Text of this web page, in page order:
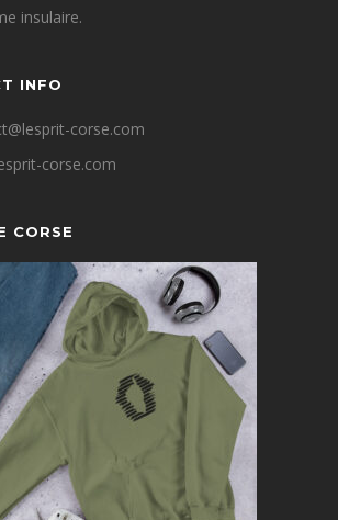
insulaire.
INFO
corse.com
corse.com
CORSE